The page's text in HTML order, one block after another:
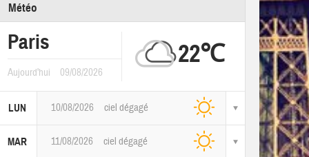
Météo
Paris
Aujourd'hui 09/08/2026
22℃
LUN 10/08/2026 ciel dégagé
MAR 11/08/2026 ciel dégagé